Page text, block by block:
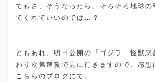
でもさ、そうなったら、そろそろ地球の
てくれていいのでは…？
ともあれ、明日公開の『ゴジラ 怪獣惑
わり次第速攻で見に行きますので、感想
こちらのブログにて。